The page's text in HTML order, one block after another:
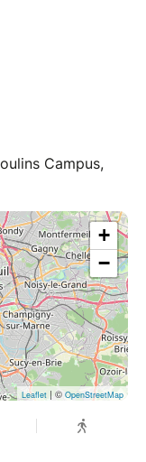
Campus,
+
−
Leaflet | © OpenStreetMap